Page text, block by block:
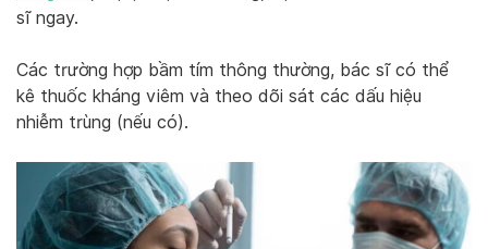
sĩ ngay.
Các trường hợp bầm tím thông thường, bác sĩ có thể
kê thuốc kháng viêm và theo dõi sát các dấu hiệu
nhiễm trùng (nếu có).